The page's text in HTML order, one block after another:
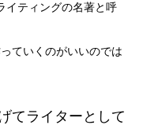
イティングの名著と呼
ていくのがいいのでは
てライターとして